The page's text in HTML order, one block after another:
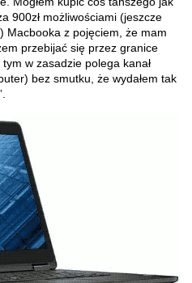
900zł możliwościami (jeszcze
Macbooka z pojęciem, że mam
przebijać się przez granice
w zasadzie polega kanał
bez smutku, że wydałem tak